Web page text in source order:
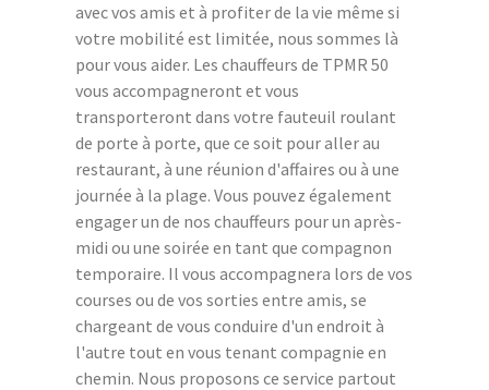
avec vos amis et à profiter de la vie même si
votre mobilité est limitée, nous sommes là
pour vous aider. Les chauffeurs de TPMR 50
vous accompagneront et vous
transporteront dans votre fauteuil roulant
de porte à porte, que ce soit pour aller au
restaurant, à une réunion d'affaires ou à une
journée à la plage. Vous pouvez également
engager un de nos chauffeurs pour un après-
midi ou une soirée en tant que compagnon
temporaire. Il vous accompagnera lors de vos
courses ou de vos sorties entre amis, se
chargeant de vous conduire d'un endroit à
l'autre tout en vous tenant compagnie en
chemin. Nous proposons ce service partout